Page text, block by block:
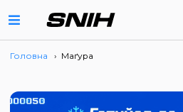
Головна › Маґура